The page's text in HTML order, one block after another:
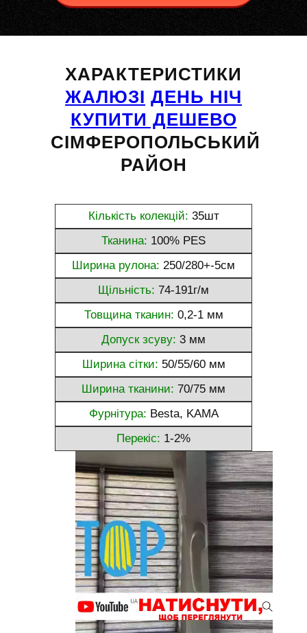
ХАРАКТЕРИСТИКИ
ЖАЛЮЗІ ДЕНЬ НІЧ
КУПИТИ ДЕШЕВО
СІМФЕРОПОЛЬСЬКИЙ
РАЙОН
Кількість колекцій: 35шт
Тканина: 100% PES
Ширина рулона: 250/280+-5см
Щільність: 74-191г/м
Товщина тканин: 0,2-1 мм
Допуск зсуву: 3 мм
Ширина сітки: 50/55/60 мм
Ширина тканини: 70/75 мм
Фурнітура: Besta, KAMA
Перекіс: 1-2%